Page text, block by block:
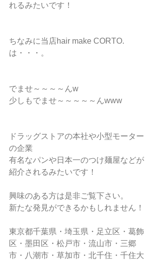
れるみたいです！
ちなみに当店hair make CORTO.
は・・・。
でませ～～～～んw
少しもでませ～～～～～んwww
ドラッグストアの本社や小型モーター
の企業
有名なパンや日本一のつけ麺屋などが
紹介されるみたいです！
興味のある方は是非ご覧下さい。
新たな発見ができるかもしれません！
東京都千葉県・埼玉県・足立区・葛飾
区・墨田区・松戸市・流山市・三郷
市・八潮市・草加市・北千住・千住大